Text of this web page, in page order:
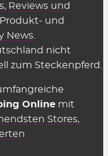
der
und täglich
zahlen,
werden.
Marketing-
Preis
, Reviews und
und
News
nicht
zum Steckenpferd.
Online mit
Stores,